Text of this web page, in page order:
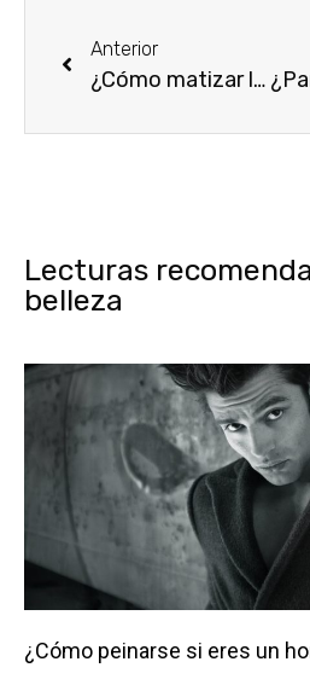
Anterior
¿Cómo matizar las mechas de tu pelo en casa paso a paso?
Lecturas
belleza
¿Cómo peinarse si eres un